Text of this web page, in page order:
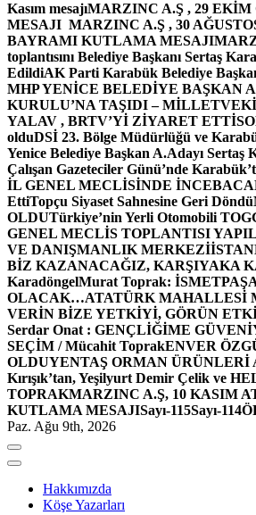
Kasım mesajıMARZINC A.Ş , 29
MESAJI MARZINC A.Ş , 30
BAYRAMI KUTLAMA MESAJI
toplantısını Belediye Başkanı Sertaş
EdildiAK Parti Karabük Belediye
MHP YENİCE BELEDİYE BAŞKAN
KURULU’NA TAŞIDI –
YALAV , BRTV’Yİ ZİYARET ETTİ
olduDSİ 23. Bölge Müdürlüğü ve
Yenice Belediye Başkan A.Adayı
Çalışan Gazeteciler Günü’nde
İL GENEL MECLİSİNDE
EttiTopçu Siyaset Sahnesine Geri Döndü
OLDUTürkiye’nin Yerli Otomobili
GENEL MECLİS TOPLANTISI
VE DANIŞMANLIK MERKEZİ
BİZ KAZANACAĞIZ, KARŞIYAKA
KaradöngelMurat Toprak:
OLACAK…ATATÜRK MAHALLESİ
VERİN BİZE YETKİYİ, GÖRÜN
Serdar Onat : GENÇLİĞİME
SEÇİM / Mücahit ToprakENVER
OLDUYENTAŞ ORMAN ÜRÜNLERİ
Kırışık’tan, Yeşilyurt Demir Çelik ve
TOPRAKMARZINC A.Ş, 10 KASIM
KUTLAMA MESAJISayı-115Sayı-114
Paz. Ağu 9th, 2026
Hakkımızda
Köşe Yazarları